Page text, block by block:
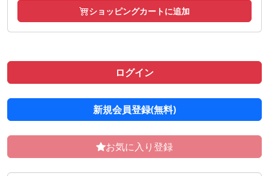
ショッピングカートに追加
ログイン
新規会員登録(無料)
お気に入り登録